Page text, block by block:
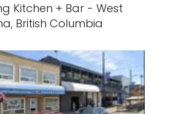
Kitchen + Bar - West
British Columbia